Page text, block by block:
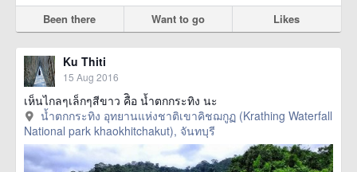
Been there Want to go Likes
Ku Thiti
15 Aug 2016
เห็นไกลๆเล็กๆสีขาว คืิอ น้ำตกกระทิง นะ
น้ำตกกระทิง อุทยานแห่งชาติเขาคิชฌกูฏ (Krathing Waterfall
National park khaokhitchakut), จันทบุรี